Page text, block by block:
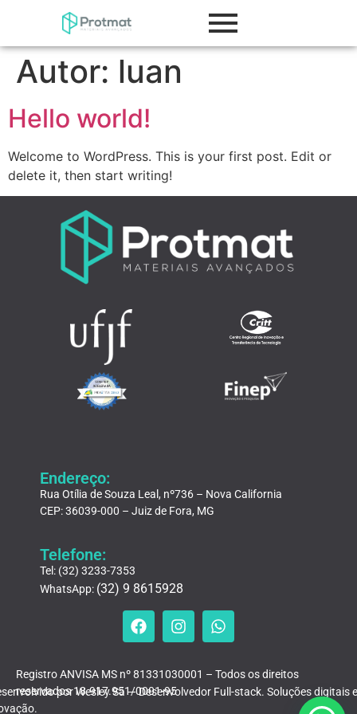
Autor: luan
Hello world!
Welcome to WordPress. This is your first post. Edit or
delete it, then start writing!
Endereço:
Rua Otília de Souza Leal, nº736 – Nova California
CEP: 36039-000 – Juiz de Fora, MG
Telefone:
Tel: (32) 3233-7353
WhatsApp: (32) 9 8615928
Registro ANVISA MS nº 81331030001 – Todos os direitos
reservados 18.917.951/0001-95
por Wesley Sá — Desenvolvedor Full-stack. Soluções digitais e